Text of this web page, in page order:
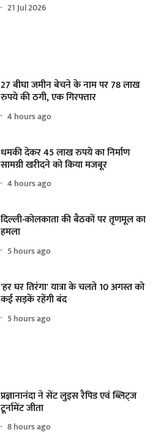
21 Jul 2026
27 बीघा जमीन बेचने के नाम पर 78 लाख
रुपये की ठगी, एक गिरफ्तार
4 hours ago
धमकी देकर 45 लाख रुपये का निर्माण
सामग्री खरीदने को किया मजबूर
4 hours ago
दिल्ली-कोलकाता की बैठकों पर तृणमूल का
हमला
5 hours ago
'हर घर तिरंगा' यात्रा के चलते 10 अगस्त को
कई सड़कें रहेंगी बंद
5 hours ago
प्रज्ञानानंदा ने सेंट लुइस रैपिड एवं ब्लिट्ज
टूर्नामेंट जीता
8 hours ago